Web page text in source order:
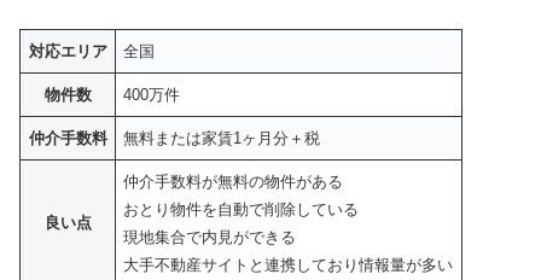
対応エリア 全国
物件数 400万件
仲介手数料 無料または家賃1ヶ月分＋税
良い点
仲介手数料が無料の物件がある
おとり物件を自動で削除している
現地集合で内見ができる
大手不動産サイトと連携しており情報量が多い